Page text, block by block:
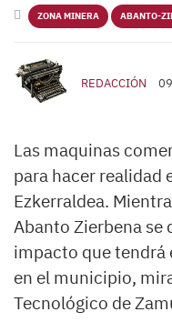
ZONA MINERA ABANTO-
REDACCIÓN
Las maquinas
para hacer realidad
Ezkerraldea.
Abanto Zierbena se
impacto que tendrá
en el municipio,
Tecnológico de